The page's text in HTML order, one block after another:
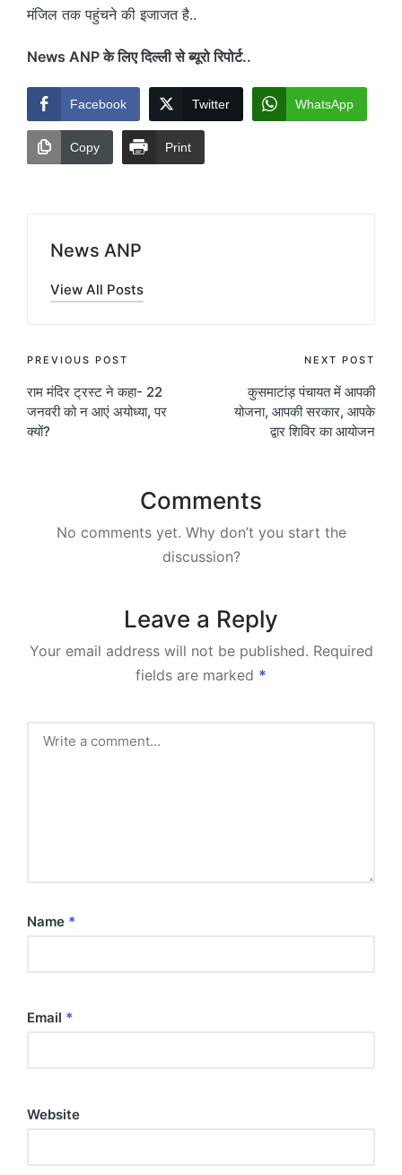
मंजिल तक पहुंचने की इजाजत है..
News ANP के लिए दिल्ली से ब्यूरो रिपोर्ट..
Facebook Twitter WhatsApp
Copy Print
News ANP
View All Posts
Post
navigation
PREVIOUS POST
राम मंदिर ट्रस्ट ने कहा- 22
जनवरी को न आएं अयोध्या, पर
क्यों?
NEXT POST
कुसमाटांड़ पंचायत में आपकी
योजना, आपकी सरकार, आपके
द्वार शिविर का आयोजन
Comments
No comments yet. Why don’t you start the
discussion?
Leave a Reply
Your email address will not be published. Required
fields are marked *
Name *
Email *
Website